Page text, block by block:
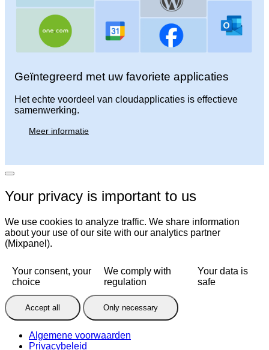
Geïntegreerd met uw favoriete applicaties
Het echte voordeel van cloudapplicaties is effectieve
samenwerking.
Meer informatie
Your privacy is important to us
We use cookies to analyze traffic. We share information
about your use of our site with our analytics partner
(Mixpanel).
Your consent, your
choice
We comply with
regulation
Your data is
safe
Accept all Only necessary
Algemene voorwaarden
Privacybeleid